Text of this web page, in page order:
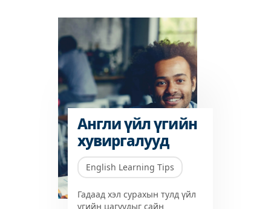
Англи үйл үгийн
хувиргалууд
English Learning Tips
Гадаад хэл сурахын тулд үйл
үгийн цагуудыг сайн